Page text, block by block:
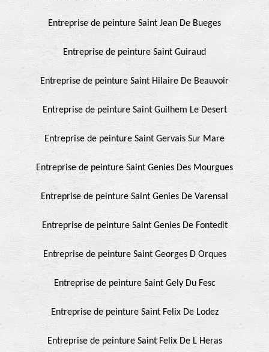
Entreprise de peinture Saint Jean De Bueges
Entreprise de peinture Saint Guiraud
Entreprise de peinture Saint Hilaire De Beauvoir
Entreprise de peinture Saint Guilhem Le Desert
Entreprise de peinture Saint Gervais Sur Mare
Entreprise de peinture Saint Genies Des Mourgues
Entreprise de peinture Saint Genies De Varensal
Entreprise de peinture Saint Genies De Fontedit
Entreprise de peinture Saint Georges D Orques
Entreprise de peinture Saint Gely Du Fesc
Entreprise de peinture Saint Felix De Lodez
Entreprise de peinture Saint Felix De L Heras